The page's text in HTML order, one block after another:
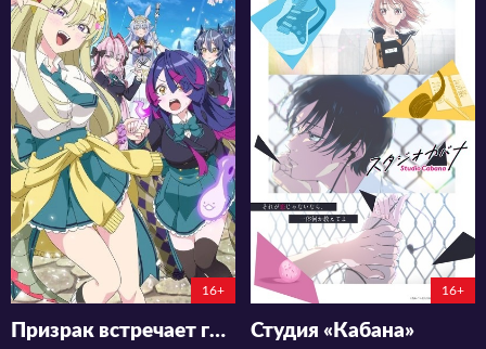
301
5 0
25:21:39:44
16+
Призрак встречает гяру!
184
2 0
144:10:0:44
16+
Студия «Кабана»